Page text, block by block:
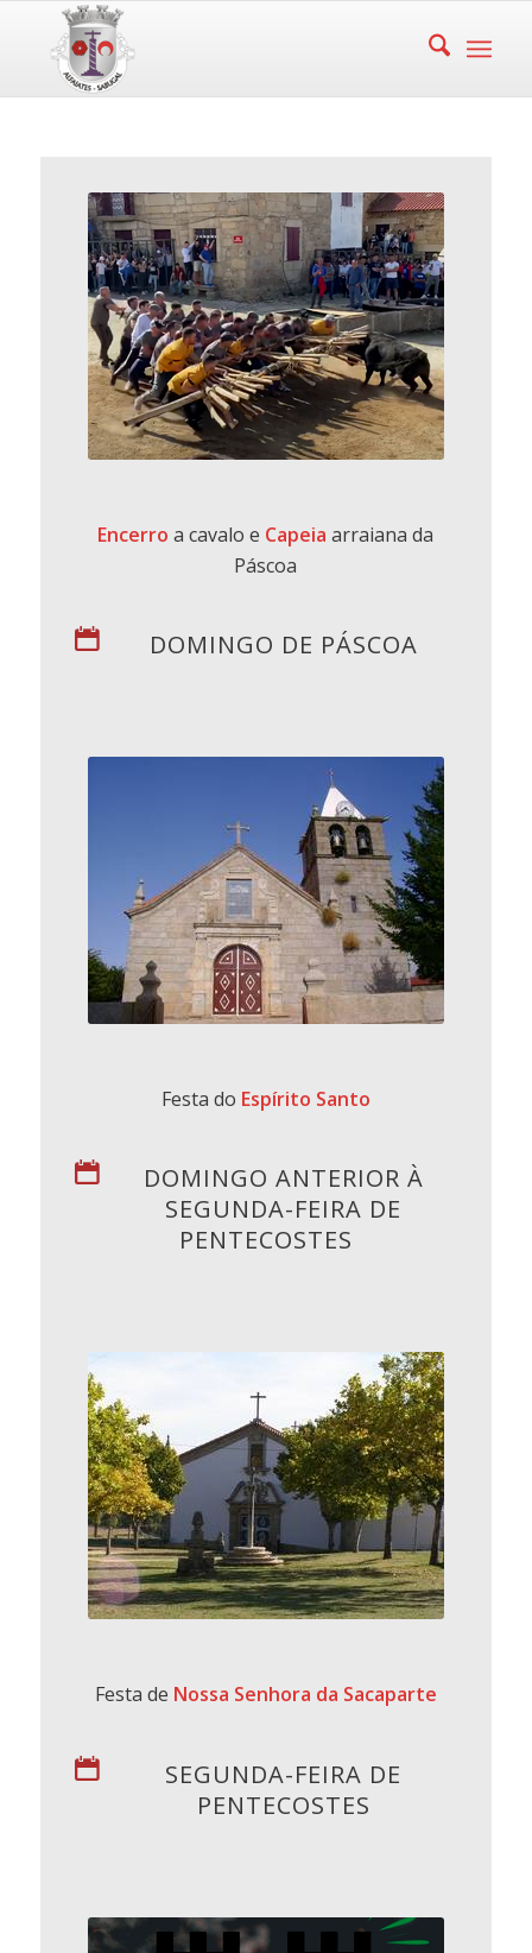
Encerro a cavalo e Capeia arraiana da
Páscoa
DOMINGO DE PÁSCOA
Festa do Espírito Santo
DOMINGO ANTERIOR À
SEGUNDA-FEIRA DE
PENTECOSTES
Festa de Nossa Senhora da Sacaparte
SEGUNDA-FEIRA DE
PENTECOSTES